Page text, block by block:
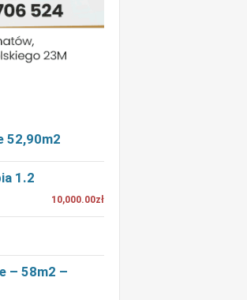
52,90m2
1.2
10,000.00zł
– 58m2 –